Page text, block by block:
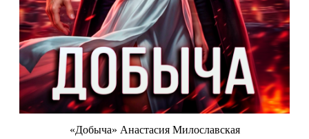
«Добыча» Анастасия Милославская